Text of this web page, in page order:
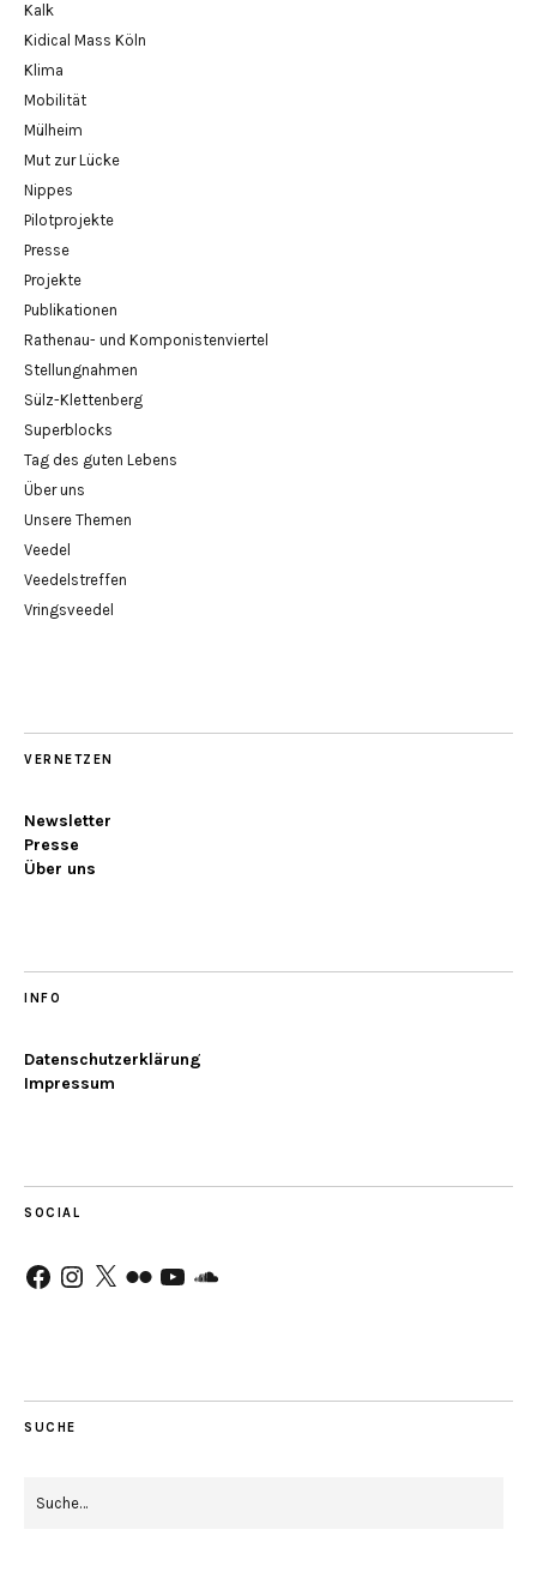
Kalk
Kidical Mass Köln
Klima
Mobilität
Mülheim
Mut zur Lücke
Nippes
Pilotprojekte
Presse
Projekte
Publikationen
Rathenau- und Komponistenviertel
Stellungnahmen
Sülz-Klettenberg
Superblocks
Tag des guten Lebens
Über uns
Unsere Themen
Veedel
Veedelstreffen
Vringsveedel
VERNETZEN
Newsletter
Presse
Über uns
INFO
Datenschutzerklärung
Impressum
SOCIAL
FacebookInstagram
X Flickr YouTubeSoundCloud
SUCHE